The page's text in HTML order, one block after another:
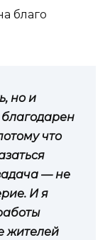
благо
но и
благодарен
что
— не
И я
жителей